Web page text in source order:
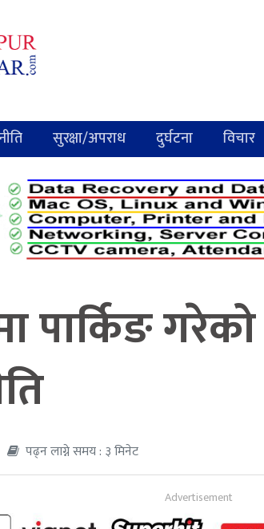
सुरक्षा/अपराध दुर्घटना विचार
पार्किङ
पढ्न लाग्ने समय : ३ मिनेट